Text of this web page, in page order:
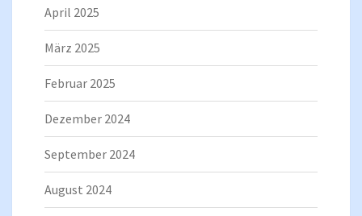
April 2025
März 2025
Februar 2025
Dezember 2024
September 2024
August 2024